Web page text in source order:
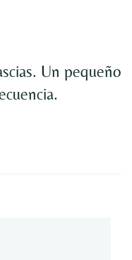
Un pequeño